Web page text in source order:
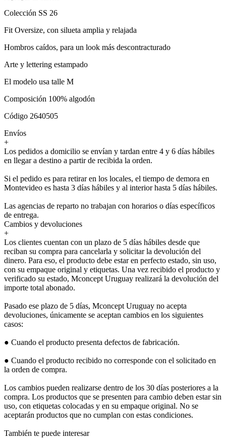
Colección SS 26
Fit Oversize, con silueta amplia y relajada
Hombros caídos, para un look más descontracturado
Arte y lettering estampado
El modelo usa talle M
Composición 100% algodón
Código 2640505
Envíos
+
Los pedidos a domicilio se envían y tardan entre 4 y 6 días hábiles
en llegar a destino a partir de recibida la orden.
Si el pedido es para retirar en los locales, el tiempo de demora en
Montevideo es hasta 3 días hábiles y al interior hasta 5 días hábiles.
Las agencias de reparto no trabajan con horarios o días específicos
de entrega.
Cambios y devoluciones
+
Los clientes cuentan con un plazo de 5 días hábiles desde que
reciban su compra para cancelarla y solicitar la devolución del
dinero. Para eso, el producto debe estar en perfecto estado, sin uso,
con su empaque original y etiquetas. Una vez recibido el producto y
verificado su estado, Mconcept Uruguay realizará la devolución del
importe total abonado.
Pasado ese plazo de 5 días, Mconcept Uruguay no acepta
devoluciones, únicamente se aceptan cambios en los siguientes
casos:
● Cuando el producto presenta defectos de fabricación.
● Cuando el producto recibido no corresponde con el solicitado en
la orden de compra.
Los cambios pueden realizarse dentro de los 30 días posteriores a la
compra. Los productos que se presenten para cambio deben estar sin
uso, con etiquetas colocadas y en su empaque original. No se
aceptarán productos que no cumplan con estas condiciones.
También te puede interesar